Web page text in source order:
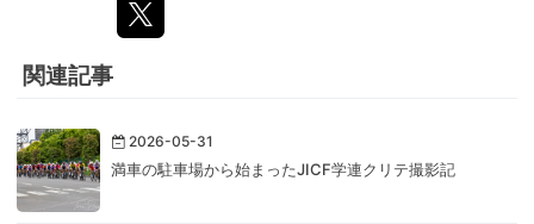
関連記事
2026-05-31
満車の駐車場から始まったJICF学連クリテ撮影記